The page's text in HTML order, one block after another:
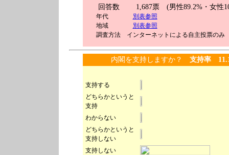
回答数 1,687票 (男性89.2%・女性
年代
別表参照
地域
別表参照
調査方法 インターネットによる自主投票のみ
内閣を支持しますか？ 支持率
支持する
どちらかというと
支持
わからない
どちらかというと
支持しない
支持しない